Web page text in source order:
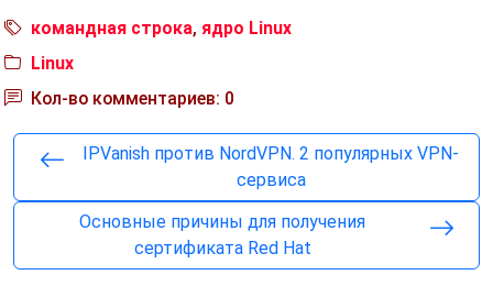
командная строка, ядро Linux
Linux
Кол-во комментариев: 0
IPVanish против NordVPN. 2 популярных VPN-
сервиса
Основные причины для получения
сертификата Red Hat